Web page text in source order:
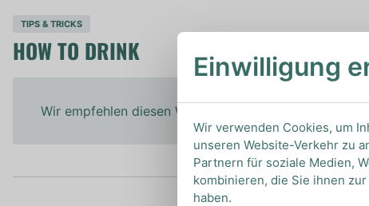
TIPS & TRICKS
HOW TO DRINK
Wir empfehlen diesen Whisky pur zu genießen, um all
Einwilligung
Wir verwenden Cookies, um
unseren Website-Verkehr zu
Partnern für soziale Medien,
kombinieren, die Sie ihnen
haben.